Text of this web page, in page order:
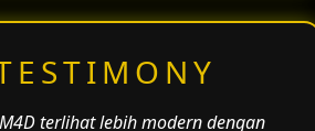
terlihat lebih modern dengan